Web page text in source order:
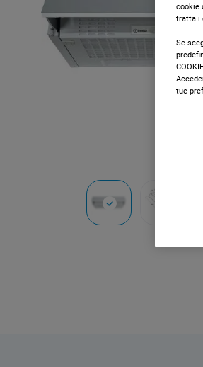
cookie
tratta i
Se
tue